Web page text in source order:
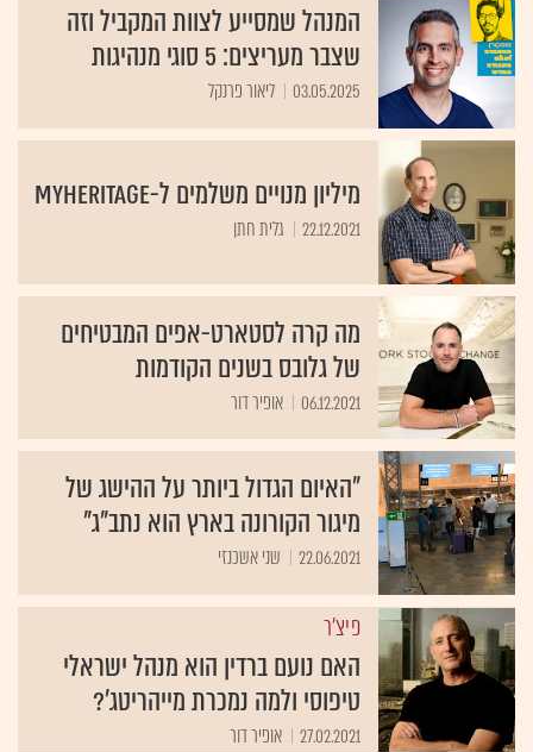
המנהל שמסייע לצוות המקביל וזה
שצבר מעריצים: 5 סוגי מנהיגות
03.05.2025 ליאור פרנקל
מיליון מנויים משלמים ל-MyHeritage
22.12.2021 גלית חתן
מה קרה לסטארט-אפים המבטיחים
של גלובס בשנים הקודמות
06.12.2021 אופיר דור
"האיום הגדול ביותר על ההישג של
מיגור הקורונה בארץ הוא נתב"ג"
22.06.2021 שני אשכנזי
פיצ'ר
האם נועם ברדין הוא מנהל ישראלי
טיפוסי ולמה נמכרת מייהריטג'?
27.02.2021 אופיר דור